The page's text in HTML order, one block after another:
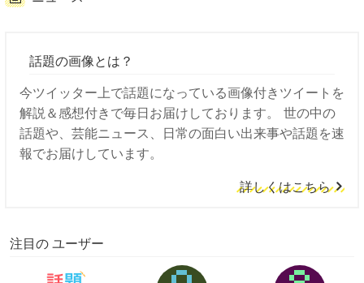
話題の画像とは？
今ツイッター上で話題になっている画像付きツイートを
解説＆感想付きで毎日お届けしております。 世の中の
話題や、芸能ニュース、日常の面白い出来事や話題を速
報でお届けしています。
詳しくはこちら
注目の ユーザー